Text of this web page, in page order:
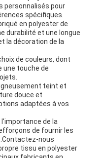
personnalisés pour
spécifiques.
en polyester de
durabilité et une longue
la décoration de la
de couleurs, dont
une touche de
teint et
douce et
adaptées à vos
l'importance de la
de fournir les
nous
tissu en polyester